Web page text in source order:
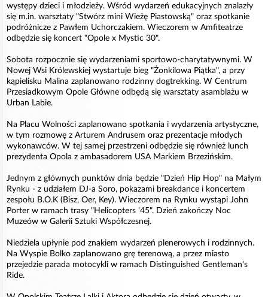
występy dzieci i młodzieży. Wśród wydarzeń edukacyjnych znalazły
się m.in. warsztaty "Stwórz mini Wieżę Piastowską" oraz spotkanie
podróżnicze z Pawłem Uchorczakiem. Wieczorem w Amfiteatrze
odbędzie się koncert "Opole x Mystic 30".
Sobota rozpocznie się wydarzeniami sportowo-charytatywnymi. W
Nowej Wsi Królewskiej wystartuje bieg "Żonkilowa Piątka", a przy
kąpielisku Malina zaplanowano rodzinny dogtrekking. W Centrum
Przesiadkowym Opole Główne odbędą się warsztaty asamblażu w
Urban Labie.
Na Placu Wolności zaplanowano spotkania i wydarzenia artystyczne,
w tym rozmowę z Arturem Andrusem oraz prezentacje młodych
wykonawców. W tej samej przestrzeni odbędzie się również lunch
prezydenta Opola z ambasadorem USA Markiem Brzezińskim.
Jednym z głównych punktów dnia będzie "Dzień Hip Hop" na Małym
Rynku - z udziałem DJ-a Soro, pokazami breakdance i koncertem
zespołu B.O.K (Bisz, Oer, Key). Wieczorem na Rynku wystąpi John
Porter w ramach trasy "Helicopters '45". Dzień zakończy Noc
Muzeów w Galerii Sztuki Współczesnej.
Niedziela upłynie pod znakiem wydarzeń plenerowych i rodzinnych.
Na Wyspie Bolko zaplanowano grę terenową, a przez miasto
przejedzie parada motocykli w ramach Distinguished Gentleman's
Ride.